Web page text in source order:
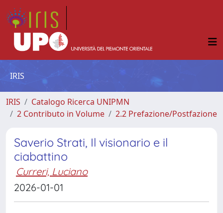
IRIS
IRIS
Catalogo Ricerca UNIPMN
2 Contributo in Volume
2.2 Prefazione/Postfazione
Saverio Strati, Il visionario e il
ciabattino
Curreri, Luciano
2026-01-01